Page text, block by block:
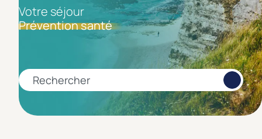
Votre séjour
Prévention santé
Rechercher
Minimum
Maximum
Catégorie d'hôtel
5 étoiles *****
(0)